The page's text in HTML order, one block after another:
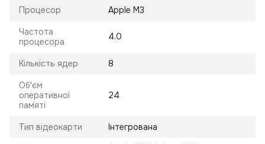
Процесор Apple M3
Частота
процесора
4.0
Кількість ядер 8
Об'єм
оперативної
пам`яті
24
Тип відеокарти Інтегрована